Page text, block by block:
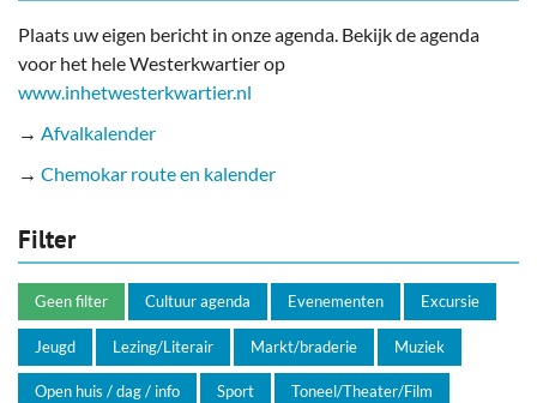
Plaats uw eigen bericht in onze agenda. Bekijk de agenda
voor het hele Westerkwartier op
www.inhetwesterkwartier.nl
→ Afvalkalender
→ Chemokar route en kalender
Filter
Geen filter Cultuur agenda Evenementen Excursie
Jeugd Lezing/Literair Markt/braderie Muziek
Open huis / dag / info Sport Toneel/Theater/Film